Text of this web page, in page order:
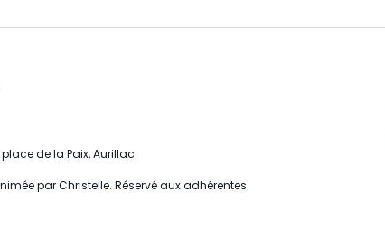
de la Paix, Aurillac
par Christelle. Réservé aux adhérentes